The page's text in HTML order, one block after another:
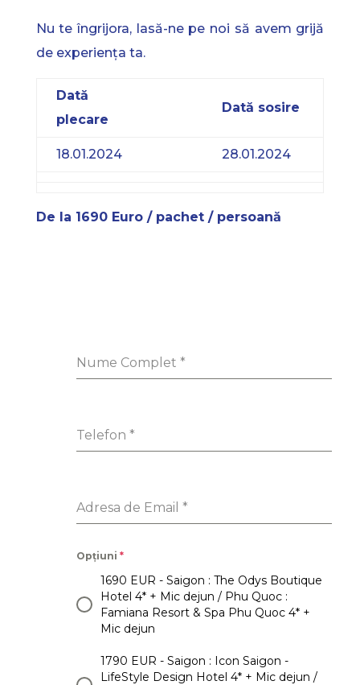
Nu te îngrijora, lasă-ne pe noi să avem grijă
de experiența ta.
Dată
plecare
Dată sosire
18.01.2024 28.01.2024
De la 1690 Euro / pachet / persoană
Nume Complet *
Telefon *
Adresa de Email *
Opțiuni *
1690 EUR - Saigon : The Odys Boutique
Hotel 4* + Mic dejun / Phu Quoc :
Famiana Resort & Spa Phu Quoc 4* +
Mic dejun
1790 EUR - Saigon : Icon Saigon -
LifeStyle Design Hotel 4* + Mic dejun /